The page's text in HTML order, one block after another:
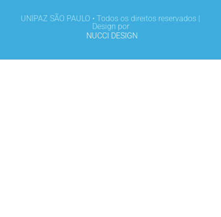
UNIPAZ SÃO PAULO • Todos os direitos reservados |
Design por
NUCCI DESIGN